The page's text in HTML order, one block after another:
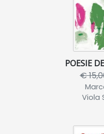
POESIE
€
Viola